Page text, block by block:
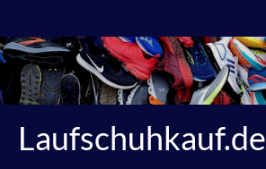
Search for:
Laufschuhkauf.de